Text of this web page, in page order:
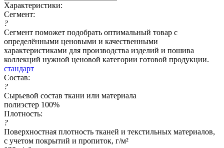
Характеристики:
Сегмент:
?
Сегмент поможет подобрать оптимальный товар с
определёнными ценовыми и качественными
характеристиками для производства изделий и пошива
коллекций нужной ценовой категории готовой продукции.
стандарт
Состав:
?
Сырьевой состав ткани или материала
полиэстер 100%
Плотность:
?
Поверхностная плотность тканей и текстильных материалов,
с учетом покрытий и пропиток, г/м²